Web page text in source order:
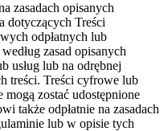
zasadach opisanych
dotyczących Treści
odpłatnych lub
zasad opisanych
usług lub na odrębnej
treści. Treści cyfrowe lub
mogą zostać udostępnione
także odpłatnie na zasadach
lub w opisie tych